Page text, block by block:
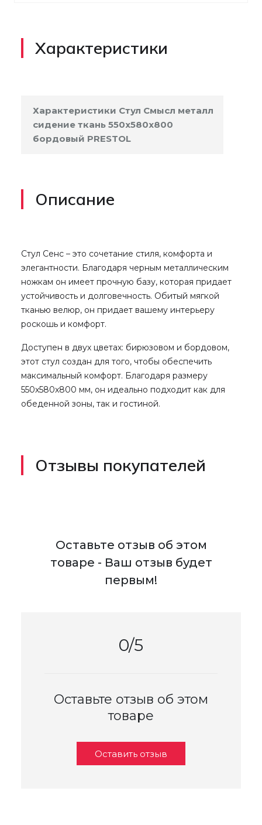
Характеристики
Характеристики Стул Смысл металл
сидение ткань 550x580x800
бордовый PRESTOL
Описание
Стул Сенс – это сочетание стиля, комфорта и
элегантности. Благодаря черным металлическим
ножкам он имеет прочную базу, которая придает
устойчивость и долговечность. Обитый мягкой
тканью велюр, он придает вашему интерьеру
роскошь и комфорт.
Доступен в двух цветах: бирюзовом и бордовом,
этот стул создан для того, чтобы обеспечить
максимальный комфорт. Благодаря размеру
550x580x800 мм, он идеально подходит как для
обеденной зоны, так и гостиной.
Отзывы покупателей
Оставьте отзыв об этом
товаре - Ваш отзыв будет
первым!
0/5
Оставьте отзыв об этом
товаре
Оставить отзыв